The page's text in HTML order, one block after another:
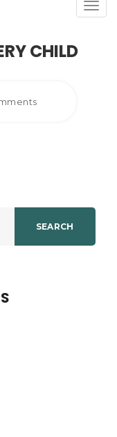
CHILD
SEARCH